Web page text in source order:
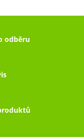
odběru